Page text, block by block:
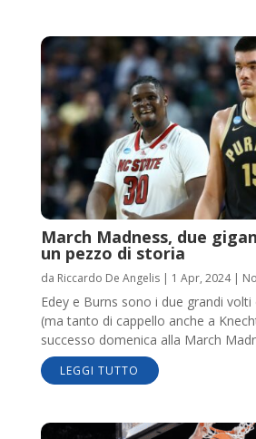
March Madness, due
un pezzo di storia
da Riccardo De Angelis| 1 Apr, 2024|
Edey e Burns sono i due grandi volti
(ma tanto di cappello anche a
successo domenica alla March
LEGGI TUTTO